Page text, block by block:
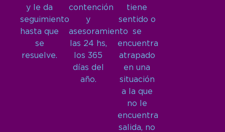
y le da
seguimiento
hasta que
se
resuelve.
contención
y
asesoramiento
las 24 hs,
los 365
días del
año.
tiene
sentido o
se
encuentra
atrapado
en una
situación
a la que
no le
encuentra
salida, no